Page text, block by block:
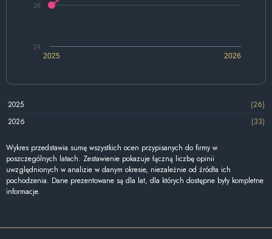
2025 2026
24
26
2025
(26)
2026
(33)
Wykres przedstawia sumę wszystkich ocen przypisanych do firmy w
poszczególnych latach. Zestawienie pokazuje łączną liczbę opinii
uwzględnionych w analizie w danym okresie, niezależnie od źródła ich
pochodzenia. Dane prezentowane są dla lat, dla których dostępne były kompletne
informacje.